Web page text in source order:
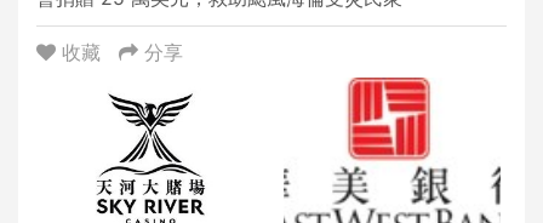
收藏 分享